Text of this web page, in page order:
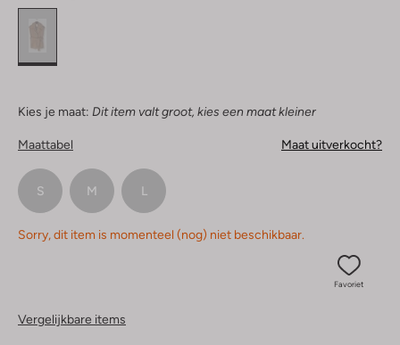
Kies je maat: Dit item valt groot, kies een maat kleiner
Maattabel Maat uitverkocht?
S M L
Sorry, dit item is momenteel (nog) niet beschikbaar.
Favoriet
Vergelijkbare items